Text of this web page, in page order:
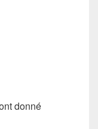
donné